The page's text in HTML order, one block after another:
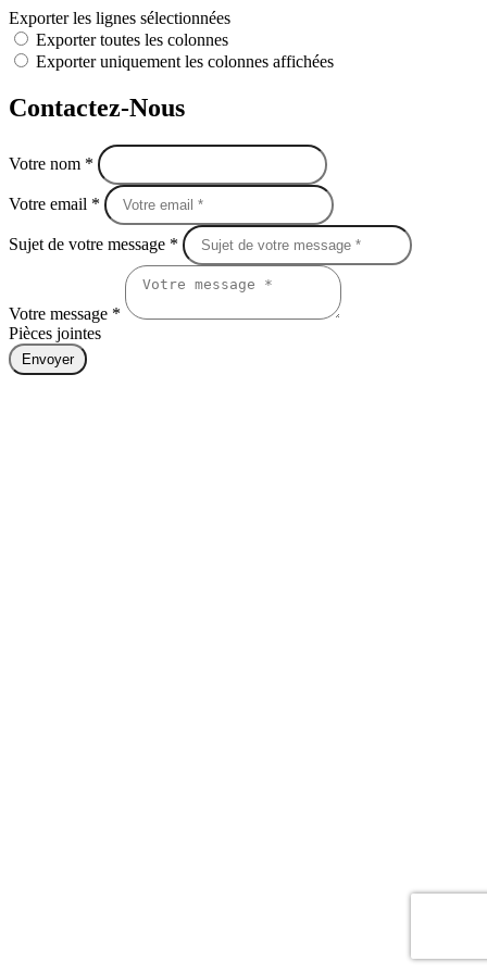
Exporter les lignes sélectionnées
Exporter toutes les colonnes
Exporter uniquement les colonnes affichées
Contactez-Nous
Votre nom *
Votre email *
Sujet de votre message *
Votre message *
Pièces jointes
Envoyer